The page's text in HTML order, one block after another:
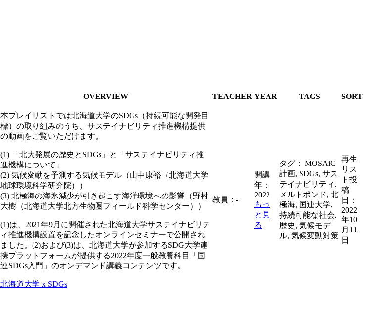
OVERVIEW TEACHER YEAR TAGS SORT
本プレイリストでは北海道大学のSDGs（持続可能な開発目
標）の取り組みのうち、サステイナビリティ推進機構提供
の動画をご覧いただけます。
(1) 「北大発展の歴史とSDGs」と「サステイナビリティ推
進機構について」
(2) 気候変動を予測する気候モデル（山中康裕（北海道大学
地球環境科学研究院））
(3) 北極海の海氷減少が引き起こす海洋環境への影響（野村
大樹（北海道大学北方生物圏フィールド科学センター））
(1)は、2021年9月に開催された北海道大学サステイナビリテ
ィ推進機構設置を記念したオンラインセミナーで公開され
ました。(2)および(3)は、北海道大学が参加するSDG大学連
携プラットフォームが提供する2022年度一般教養科目「国
連SDGs入門」のオンデマンド講義コンテンツです。
北海道大学 x SDGs
教員： -
開講
年：
2022
もっ
と見
る
タグ：
MOSAiC
計画, SDGs, サス
テイナビリティ,
メルトポンド, 北
極海, 国連大学,
持続可能な社会,
歴史, 気候モデ
ル, 気候変動対策
再生
リス
ト投
稿
日：
2022
年10
月11
日